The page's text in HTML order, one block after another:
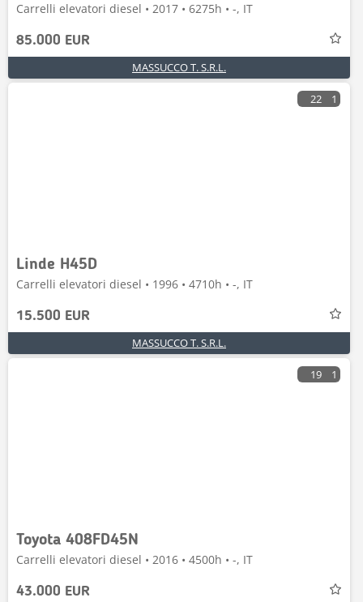
Carrelli elevatori diesel • 2017 • 6275h • -, IT
85.000 EUR
MASSUCCO T. S.R.L.
22 1
Linde H45D
Carrelli elevatori diesel • 1996 • 4710h • -, IT
15.500 EUR
MASSUCCO T. S.R.L.
19 1
Toyota 408FD45N
Carrelli elevatori diesel • 2016 • 4500h • -, IT
43.000 EUR